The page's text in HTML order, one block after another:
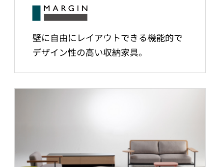
壁に自由にレイアウトできる機能的で
デザイン性の高い収納家具。